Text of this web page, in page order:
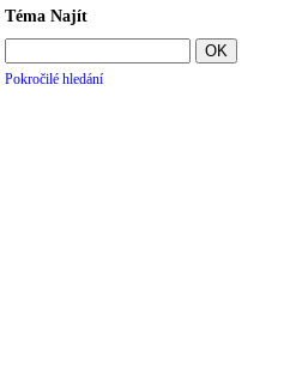
Téma Najít
Pokročilé hledání